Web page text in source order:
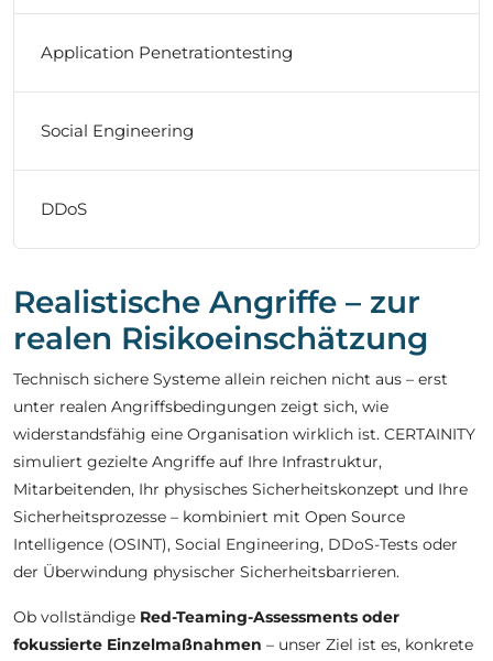
Application Penetrationtesting
Social Engineering
DDoS
Realistische Angriffe – zur
realen Risikoeinschätzung
Technisch sichere Systeme allein reichen nicht aus – erst
unter realen Angriffsbedingungen zeigt sich, wie
widerstandsfähig eine Organisation wirklich ist. CERTAINITY
simuliert gezielte Angriffe auf Ihre Infrastruktur,
Mitarbeitenden, Ihr physisches Sicherheitskonzept und Ihre
Sicherheitsprozesse – kombiniert mit Open Source
Intelligence (OSINT), Social Engineering, DDoS-Tests oder
der Überwindung physischer Sicherheitsbarrieren.
Ob vollständige Red-Teaming-Assessments oder
fokussierte Einzelmaßnahmen – unser Ziel ist es, konkrete